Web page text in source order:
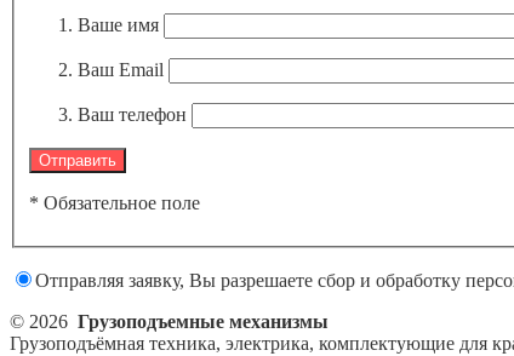
Ваше имя
Ваш Email
Ваш телефон
* Обязательное поле
Отправляя заявку, Вы разрешаете сбор и обработку
© 2026 Грузоподъемные механизмы
Грузоподъёмная техника, электрика, комплектующие для